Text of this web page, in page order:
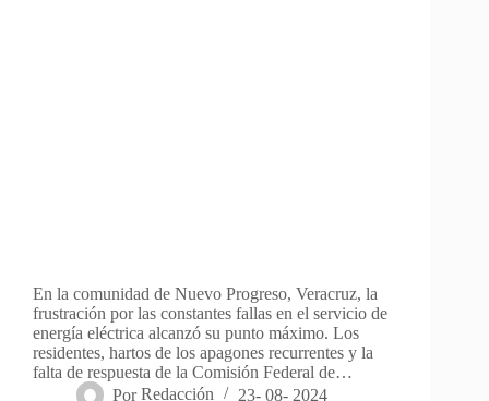
En la comunidad de Nuevo Progreso, Veracruz, la
frustración por las constantes fallas en el servicio de
energía eléctrica alcanzó su punto máximo. Los
residentes, hartos de los apagones recurrentes y la
falta de respuesta de la Comisión Federal de…
Por Redacción 23- 08- 2024